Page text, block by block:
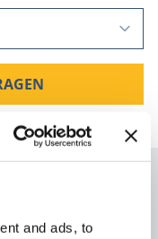
and ads, to
oplossingen